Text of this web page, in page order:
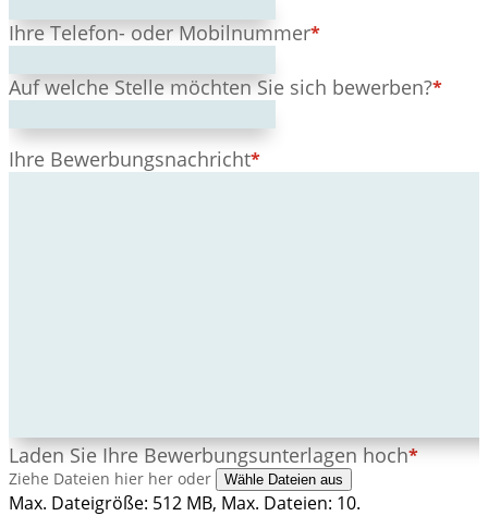
Ihre Telefon- oder Mobilnummer*
Auf welche Stelle möchten Sie sich bewerben?*
Ihre Bewerbungsnachricht*
Laden Sie Ihre Bewerbungsunterlagen hoch*
Ziehe Dateien hier her oder Wähle Dateien aus
Max. Dateigröße: 512 MB, Max. Dateien: 10.